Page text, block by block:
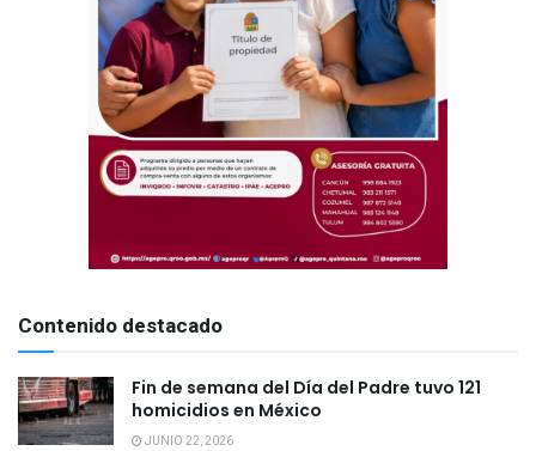
Contenido destacado
Fin de semana del Día del Padre tuvo 121
homicidios en México
JUNIO 22, 2026